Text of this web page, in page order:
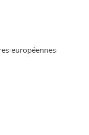
européennes